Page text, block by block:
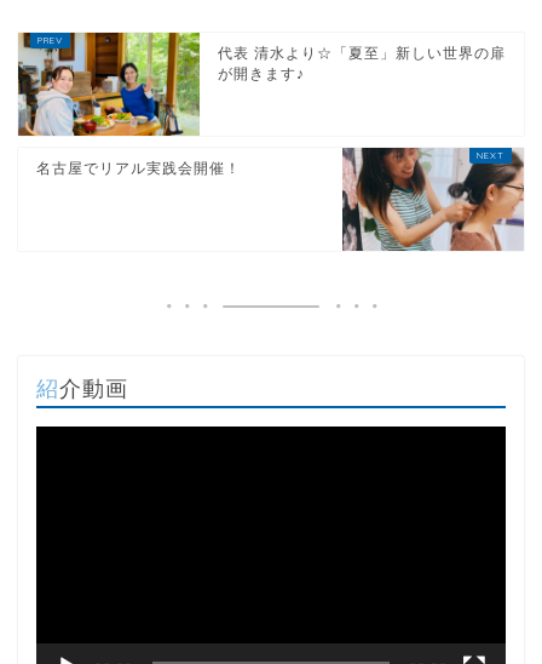
代表 清水より☆「夏至」新しい世界の扉
が開きます♪
名古屋でリアル実践会開催！
紹介動画